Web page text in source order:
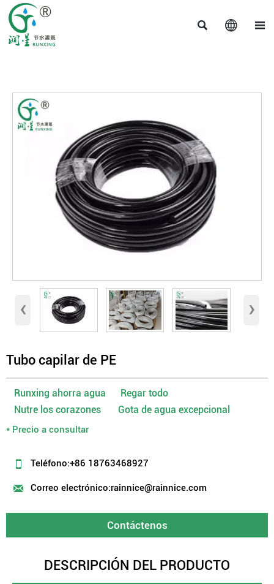
  
‹ ›
Tubo capilar de PE
Runxing ahorra agua Regar todo
Nutre los corazones Gota de agua excepcional
* Precio a consultar
 Teléfono:+86 18763468927
 Correo electrónico:rainnice@rainnice.com
Contáctenos
DESCRIPCIÓN DEL PRODUCTO